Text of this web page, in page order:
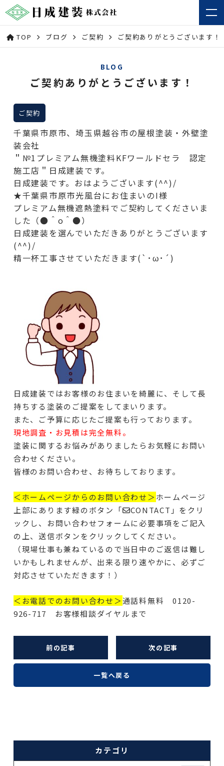
TOP ブログ ご契約 ご契約ありがとうございます！
BLOG
ご契約ありがとうございます！
ご契約
千葉県市原市、埼玉県越谷市の屋根塗装・外壁塗
装会社
＂№1プレミアム無機塗料KFワールドセラ 認定
施工店＂日成建装です。
日成建装です。おはようございます(^^)/
★千葉県市原市光風台にお住まいのI様
プレミアム無機遮熱塗料でご契約してくださいま
した（●＾o＾●）
日成建装を選んでいただきありがとうございます
(^^)/
精一杯工事させていただきます(`･ω･´)
日成建装ではお客様のお住まいを綺麗に、そして長
持ちする塗装のご提案をしてまいります。
また、ご予算に応じたご提案も行っております。
現地調査・お見積は完全無料。
塗装に関するお悩みがありましたらお気軽にお問い
合わせください。
皆様のお問い合わせ、お待ちしております。
＜ホームページからのお問い合わせ＞ホームページ
上部にあります緑のボタン「✉CONTACT」をクリ
ックし、お問い合わせフォームに必要事項をご記入
の上、送信ボタンをクリックしてください。
（現場仕事も兼ねているので当日中のご返信は難し
いかもしれませんが、出来る限り速やかに、必ずご
対応させていただきます！）
＜お電話でのお問い合わせ＞通話料無料 0120-
926-717 お客様相談ダイヤルまで
前の記事 次の記事
一覧へ戻る
カテゴリ